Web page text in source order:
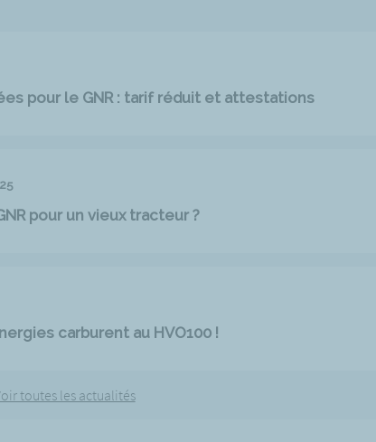
pour le GNR : tarif réduit et attestations
pour un vieux tracteur ?
carburent au HVO100 !
toutes les actualités